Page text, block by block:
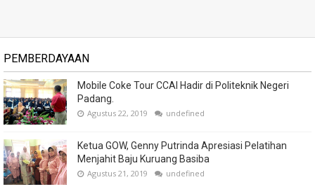
PEMBERDAYAAN
Mobile Coke Tour CCAI Hadir di Politeknik Negeri
Padang.
Agustus 22, 2019 undefined
Ketua GOW, Genny Putrinda Apresiasi Pelatihan
Menjahit Baju Kuruang Basiba
Agustus 21, 2019 undefined